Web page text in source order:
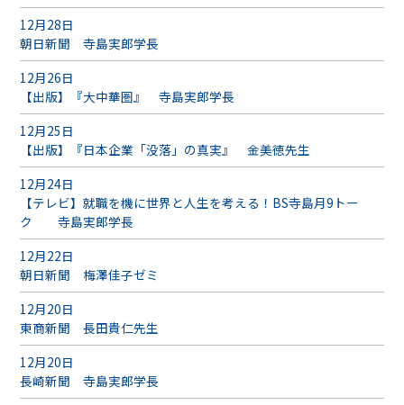
12月28日
朝日新聞 寺島実郎学長
12月26日
【出版】『大中華圏』 寺島実郎学長
12月25日
【出版】『日本企業「没落」の真実』 金美徳先生
12月24日
【テレビ】就職を機に世界と人生を考える！BS寺島月9トー
ク 寺島実郎学長
12月22日
朝日新聞 梅澤佳子ゼミ
12月20日
東商新聞 長田貴仁先生
12月20日
長崎新聞 寺島実郎学長